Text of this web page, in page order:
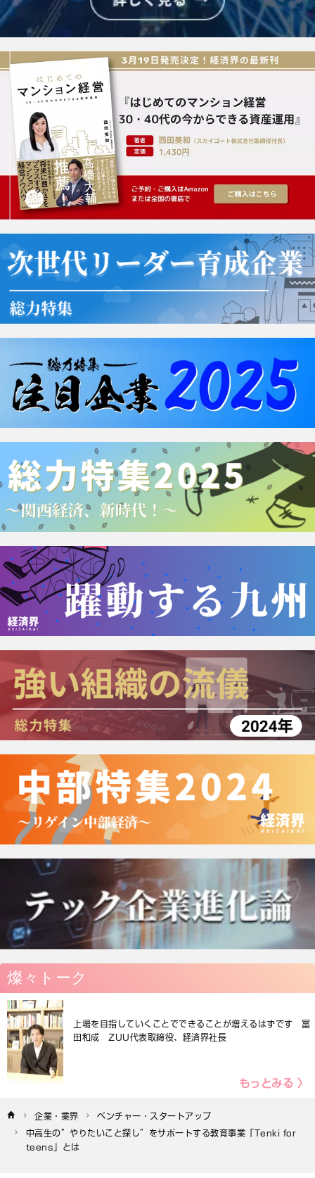
燦々トーク
上場を目指していくことでできることが増えるはずです 冨
田和成 ZUU代表取締役、経済界社長
もっとみる 〉
企業・業界
ベンチャー・スタートアップ
中高生の”やりたいこと探し”をサポートする教育事業「Tenki for
teens」とは